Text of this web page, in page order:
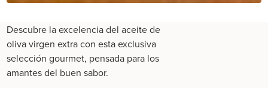
Descubre la excelencia del aceite de
oliva virgen extra con esta exclusiva
selección gourmet, pensada para los
amantes del buen sabor.